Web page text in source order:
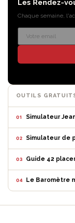
Les Rendez-
Chaque semaine,
OUTILS
01 Simulateur
02 Simulateur de
03 Guide 42
04 Le Baromètre